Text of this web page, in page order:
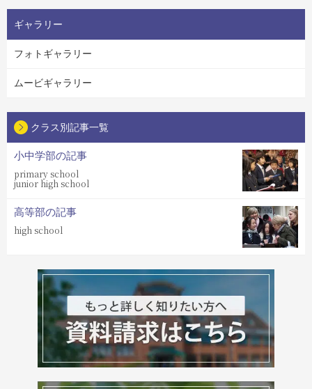
ギャラリー
フォトギャラリー
ムービギャラリー
クラス別記事一覧
小中学部の記事
primary school
junior high school
高等部の記事
high school